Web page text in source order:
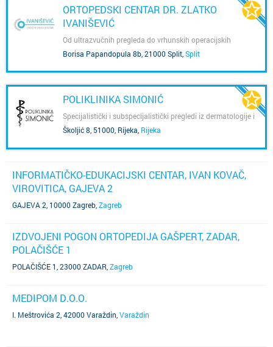
ORTOPEDSKI CENTAR DR. ZLATKO
IVANIŠEVIĆ
Od ultrazvučnih pregleda do vrhunskih operacijskih
zahvata
Borisa Papandopula 8b, 21000 Split Split
POLIKLINIKA SIMONIĆ
Specijalistički i subspecijalistički pregledi iz dermatologije i
venerologije, psihijatrije, interne medicine-reumatologije,
ortopedije i traumatologije te kliničke radiologije.
Školjić 8, 51000, Rijeka Rijeka
INFORMATIČKO-EDUKACIJSKI CENTAR, IVAN KOVAČ,
VIROVITICA, GAJEVA 2
GAJEVA 2, 10000 Zagreb Zagreb
IZDVOJENI POGON ORTOPEDIJA GAŠPERT, ZADAR,
POLAČIŠĆE 1
POLAČIŠĆE 1, 23000 ZADAR Zagreb
MEDIPOM D.O.O.
I. Meštrovića 2, 42000 Varaždin Varaždin